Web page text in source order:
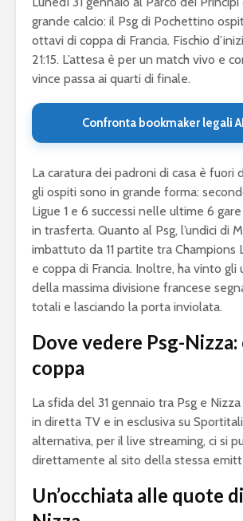
grande calcio: il Psg di Pochettino
ottavi di coppa di Francia. Fischio
21:15. L’attesa è per un match vivo e
vince passa ai quarti di finale.
Confronta bookmaker legali
La caratura dei padroni di casa è fuori
gli ospiti sono in grande forma:
Ligue 1 e 6 successi nelle ultime 6
in trasferta. Quanto al Psg, l’undici di
imbattuto da 11 partite tra Champions
e coppa di Francia. Inoltre, ha vinto gli
della massima divisione francese
totali e lasciando la porta inviolata.
Dove vedere Psg-
coppa
La sfida del 31 gennaio tra Psg e
in diretta TV e in esclusiva su
alternativa, per il live streaming, ci si
direttamente al sito della stessa
Un’occhiata alle quote